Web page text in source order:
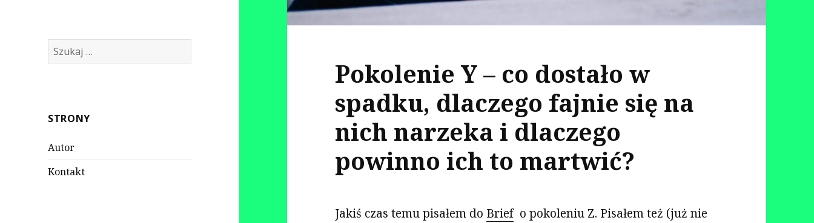
Szukaj:
STRONY
Autor
Kontakt
Pokolenie Y – co dostało w
spadku, dlaczego fajnie się na
nich narzeka i dlaczego
powinno ich to martwić?
Jakiś czas temu pisałem do Briefo pokoleniu Z. Pisałem też (już nie